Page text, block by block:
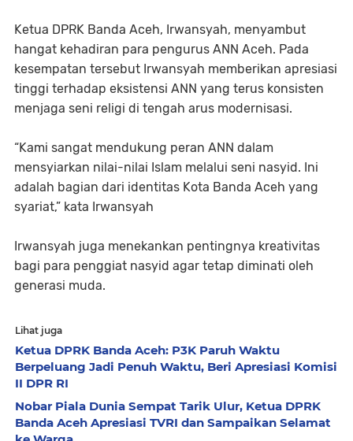
Ketua DPRK Banda Aceh, Irwansyah, menyambut
hangat kehadiran para pengurus ANN Aceh. Pada
kesempatan tersebut Irwansyah memberikan apresiasi
tinggi terhadap eksistensi ANN yang terus konsisten
menjaga seni religi di tengah arus modernisasi.
“Kami sangat mendukung peran ANN dalam
mensyiarkan nilai-nilai Islam melalui seni nasyid. Ini
adalah bagian dari identitas Kota Banda Aceh yang
syariat,” kata Irwansyah
Irwansyah juga menekankan pentingnya kreativitas
bagi para penggiat nasyid agar tetap diminati oleh
generasi muda.
Lihat juga
Ketua DPRK Banda Aceh: P3K Paruh Waktu
Berpeluang Jadi Penuh Waktu, Beri Apresiasi Komisi
II DPR RI
Nobar Piala Dunia Sempat Tarik Ulur, Ketua DPRK
Banda Aceh Apresiasi TVRI dan Sampaikan Selamat